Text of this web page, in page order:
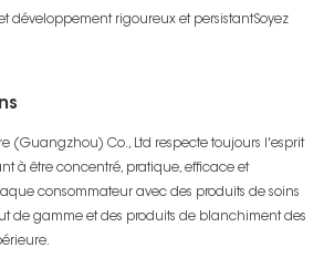
développement rigoureux et persistantSoyez
(Guangzhou) Co., Ltd respecte toujours l'esprit
à être concentré, pratique, efficace et
consommateur avec des produits de soins
de gamme et des produits de blanchiment des